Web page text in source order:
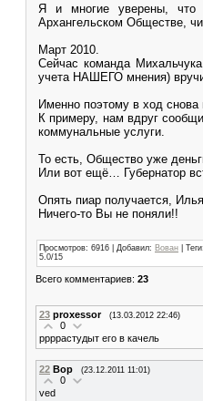
Я и многие уверены, что
Архангельском Обществе,
Март 2010.
Сейчас команда
учета НАШЕГО мнения)
Именно поэтому в ход снова
К примеру, нам вдруг
коммунальные услуги.
То есть, Общество уже
Или вот ещё… Губернатор
Опять пиар получается,
Ничего-то Вы не поняли!!
Просмотров: 6916 | Добавил: Вован Теги:
5.0/15
Всего комментариев: 23
23 proxessor (13.03.2012 22:46)
0
ррррастудыт его в качель
22 Вор (23.12.2011 11:01)
0
ved